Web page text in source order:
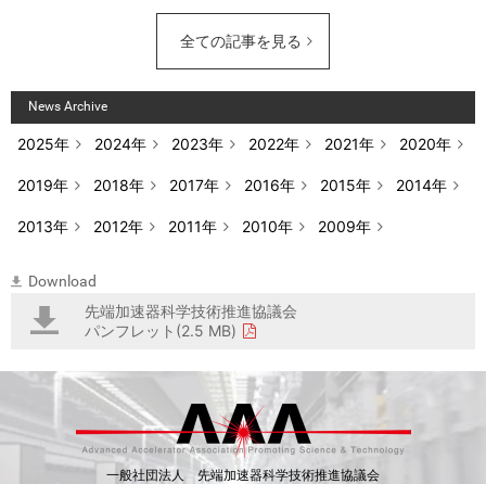
全ての記事を見る
News Archive
2025年 2024年 2023年 2022年 2021年 2020年
2019年 2018年 2017年 2016年 2015年 2014年
2013年 2012年 2011年 2010年 2009年
Download
先端加速器科学技術推進協議会
パンフレット(2.5 MB)
一般社団法人 先端加速器科学技術推進協議会